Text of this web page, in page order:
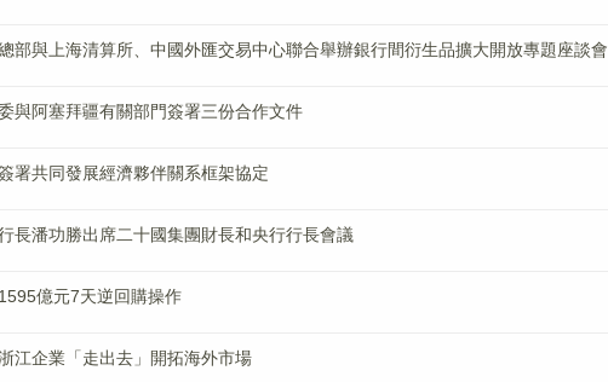
部與上海清算所、中國外匯交易中心聯合舉辦銀行間衍生品擴大開放專題座談會
與阿塞拜疆有關部門簽署三份合作文件
署共同發展經濟夥伴關系框架協定
長潘功勝出席二十國集團財長和央行行長會議
億元7天逆回購操作
江企業「走出去」開拓海外市場